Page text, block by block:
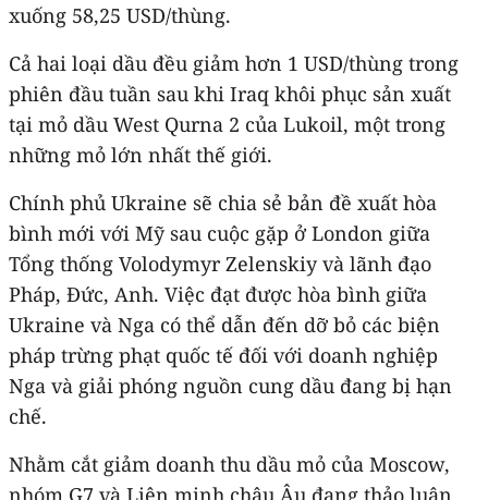
xuống 58,25 USD/thùng.
Cả hai loại dầu đều giảm hơn 1 USD/thùng trong
phiên đầu tuần sau khi Iraq khôi phục sản xuất
tại mỏ dầu West Qurna 2 của Lukoil, một trong
những mỏ lớn nhất thế giới.
Chính phủ Ukraine sẽ chia sẻ bản đề xuất hòa
bình mới với Mỹ sau cuộc gặp ở London giữa
Tổng thống Volodymyr Zelenskiy và lãnh đạo
Pháp, Đức, Anh. Việc đạt được hòa bình giữa
Ukraine và Nga có thể dẫn đến dỡ bỏ các biện
pháp trừng phạt quốc tế đối với doanh nghiệp
Nga và giải phóng nguồn cung dầu đang bị hạn
chế.
Nhằm cắt giảm doanh thu dầu mỏ của Moscow,
nhóm G7 và Liên minh châu Âu đang thảo luận